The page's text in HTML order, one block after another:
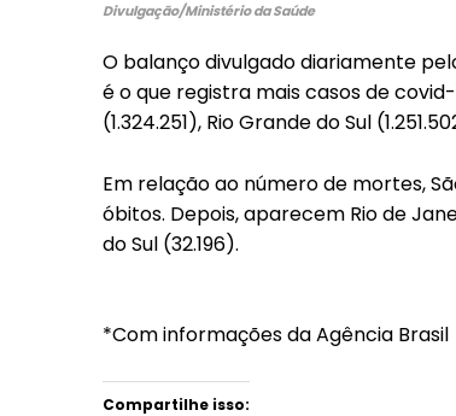
Divulgação/Ministério da Saúde
O balanço divulgado diariamente
é o que registra mais casos de
(1.324.251), Rio Grande do Sul
Em relação ao número de mortes,
óbitos. Depois, aparecem Rio de
do Sul (32.196).
*Com informações da Agência Brasil
Compartilhe isso: